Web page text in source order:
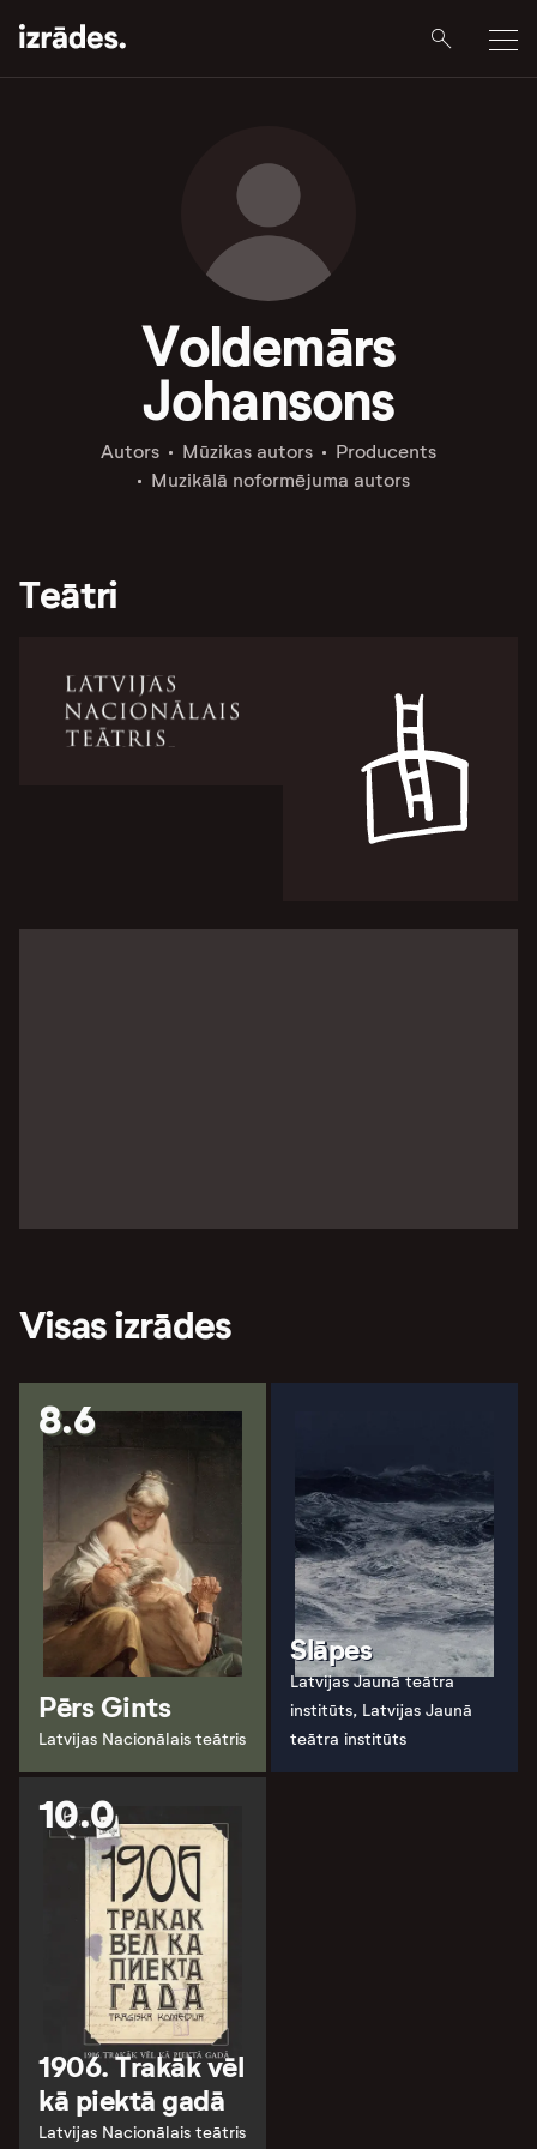
Voldemārs
Johansons
Autors Mūzikas autors
Producents
Muzikālā noformējuma autors
Teātri
Visas izrādes
8.6
Pērs Gints
Latvijas Nacionālais teātris
Slāpes
Latvijas Jaunā teātra
institūts, Latvijas Jaunā
teātra institūts
10.0
1906. Trakāk vēl
kā piektā gadā
Latvijas Nacionālais teātris